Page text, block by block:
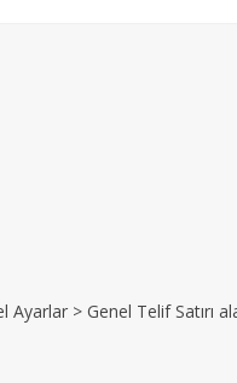
Ayarlar > Genel Telif Satırı